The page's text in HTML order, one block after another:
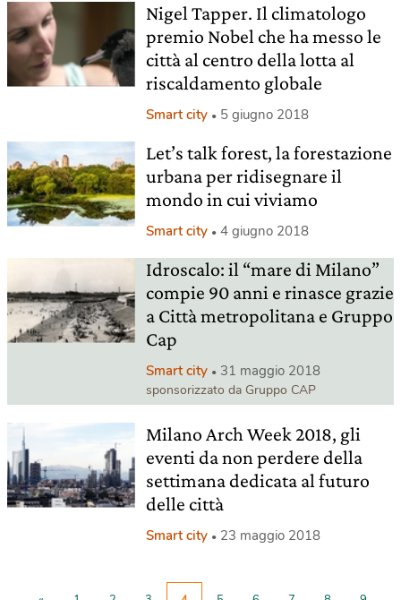
Nigel Tapper. Il climatologo
premio Nobel che ha messo le
città al centro della lotta al
riscaldamento globale
Smart city 5 giugno 2018
Let’s talk forest, la forestazione
urbana per ridisegnare il
mondo in cui viviamo
Smart city 4 giugno 2018
Idroscalo: il “mare di Milano”
compie 90 anni e rinasce grazie
a Città metropolitana e Gruppo
Cap
Smart city 31 maggio 2018
sponsorizzato da Gruppo CAP
Milano Arch Week 2018, gli
eventi da non perdere della
settimana dedicata al futuro
delle città
Smart city 23 maggio 2018